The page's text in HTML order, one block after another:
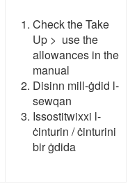
Check the Take
Up > use the
allowances in the
manual
Disinn mill-ġdid l-
sewqan
Issostitwixxi l-
ċinturin / ċinturini
bir ġdida